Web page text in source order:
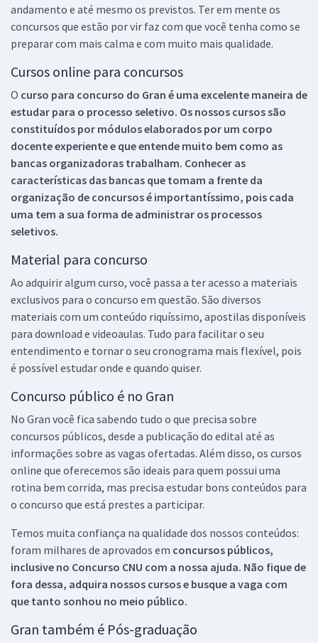
andamento e até mesmo os previstos. Ter em mente os
concursos que estão por vir faz com que você tenha como se
preparar com mais calma e com muito mais qualidade.
Cursos online para concursos
O curso para concurso do Gran é uma excelente maneira de
estudar para o processo seletivo. Os nossos cursos são
constituídos por módulos elaborados por um corpo
docente experiente e que entende muito bem como as
bancas organizadoras trabalham. Conhecer as
características das bancas que tomam a frente da
organização de concursos é importantíssimo, pois cada
uma tem a sua forma de administrar os processos
seletivos.
Material para concurso
Ao adquirir algum curso, você passa a ter acesso a materiais
exclusivos para o concurso em questão. São diversos
materiais com um conteúdo riquíssimo, apostilas disponíveis
para download e videoaulas. Tudo para facilitar o seu
entendimento e tornar o seu cronograma mais flexível, pois
é possível estudar onde e quando quiser.
Concurso público é no Gran
No Gran você fica sabendo tudo o que precisa sobre
concursos públicos, desde a publicação do edital até as
informações sobre as vagas ofertadas. Além disso, os cursos
online que oferecemos são ideais para quem possui uma
rotina bem corrida, mas precisa estudar bons conteúdos para
o concurso que está prestes a participar.
Temos muita confiança na qualidade dos nossos conteúdos:
foram milhares de aprovados em concursos públicos,
inclusive no Concurso CNU com a nossa ajuda. Não fique de
fora dessa, adquira nossos cursos e busque a vaga com
que tanto sonhou no meio público.
Gran também é Pós-graduação